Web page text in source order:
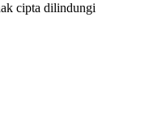
cipta dilindungi